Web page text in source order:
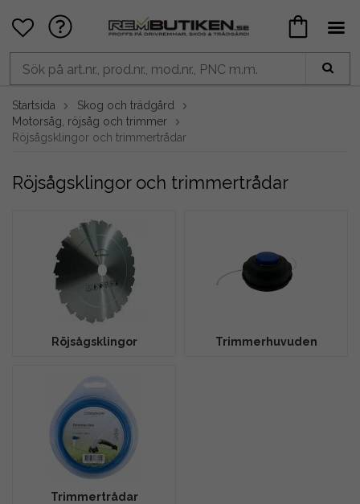
Startsida
Skog och trädgård
Motorsåg, röjsåg och trimmer
Röjsågsklingor och trimmertrådar
Röjsågsklingor och trimmertrådar
Röjsågsklingor Trimmerhuvuden
Trimmertrådar